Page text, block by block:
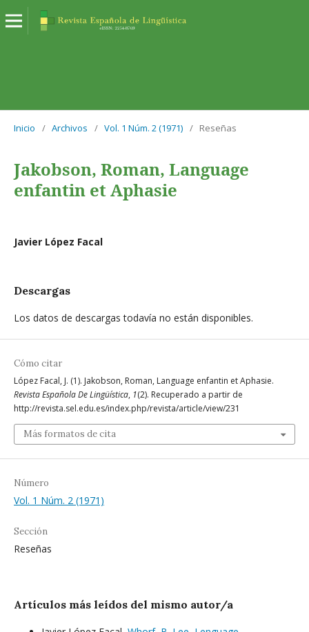
Inicio / Archivos / Vol. 1 Núm. 2 (1971) / Reseñas
Jakobson, Roman, Language
enfantin et Aphasie
Javier López Facal
Descargas
Los datos de descargas todavía no están disponibles.
Cómo citar
López Facal, J. (1). Jakobson, Roman, Language enfantin et Aphasie.
Revista Española De Lingüística, 1(2). Recuperado a partir de
http://revista.sel.edu.es/index.php/revista/article/view/231
Más formatos de cita
Número
Vol. 1 Núm. 2 (1971)
Sección
Reseñas
Artículos más leídos del mismo autor/a